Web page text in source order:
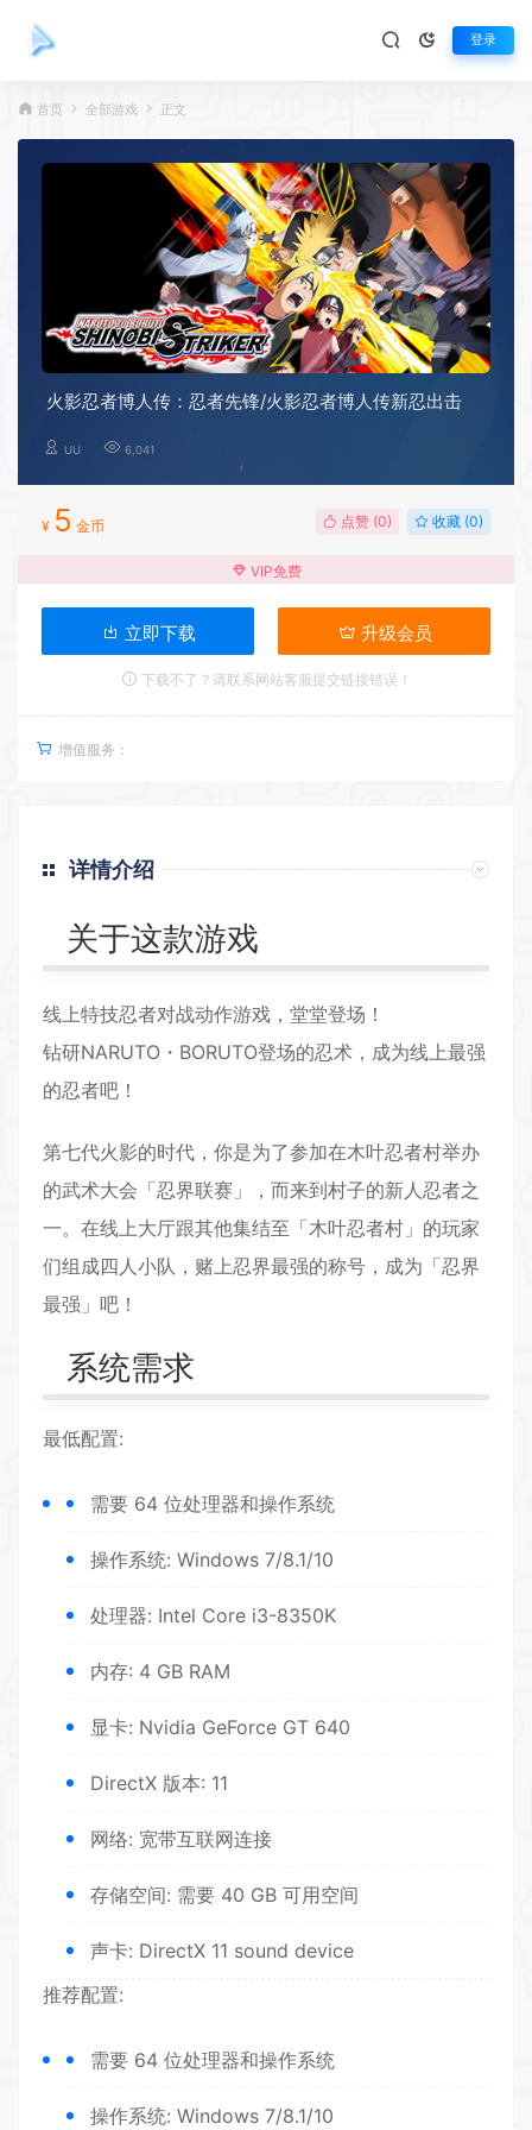
登录
首页 全部游戏 正文
火影忍者博人传：忍者先锋/火影忍者博人传新忍出击
UU 6,041
¥ 5 金币 点赞 (0) 收藏 (0)
VIP免费
立即下载 升级会员
下载不了？请联系网站客服提交链接错误！
增值服务：
详情介绍
关于这款游戏
线上特技忍者对战动作游戏，堂堂登场！
钻研NARUTO・BORUTO登场的忍术，成为线上最强
的忍者吧！
第七代火影的时代，你是为了参加在木叶忍者村举办
的武术大会「忍界联赛」，而来到村子的新人忍者之
一。在线上大厅跟其他集结至「木叶忍者村」的玩家
们组成四人小队，赌上忍界最强的称号，成为「忍界
最强」吧！
系统需求
最低配置:
需要 64 位处理器和操作系统
操作系统: Windows 7/8.1/10
处理器: Intel Core i3-8350K
内存: 4 GB RAM
显卡: Nvidia GeForce GT 640
DirectX 版本: 11
网络: 宽带互联网连接
存储空间: 需要 40 GB 可用空间
声卡: DirectX 11 sound device
推荐配置:
需要 64 位处理器和操作系统
操作系统: Windows 7/8.1/10